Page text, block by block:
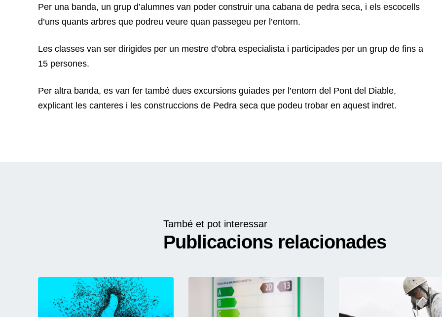
Per una banda, un grup d’alumnes van poder construir una cabana de pedra seca, i els escocells
d’uns quants arbres que podreu veure quan passegeu per l’entorn.
Les classes van ser dirigides per un mestre d’obra especialista i participades per un grup de fins a
15 persones.
Per altra banda, es van fer també dues excursions guiades per l’entorn del Pont del Diable,
explicant les canteres i les construccions de Pedra seca que podeu trobar en aquest indret.
També et pot interessar
Publicacions relacionades